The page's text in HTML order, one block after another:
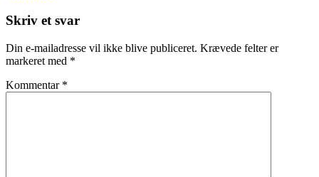
Skriv et svar
Din e-mailadresse vil ikke blive publiceret. Krævede felter er
markeret med *
Kommentar *